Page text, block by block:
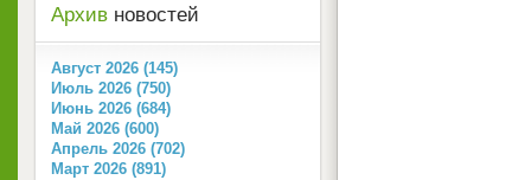
Архив новостей
Август 2026 (145)
Июль 2026 (750)
Июнь 2026 (684)
Май 2026 (600)
Апрель 2026 (702)
Март 2026 (891)